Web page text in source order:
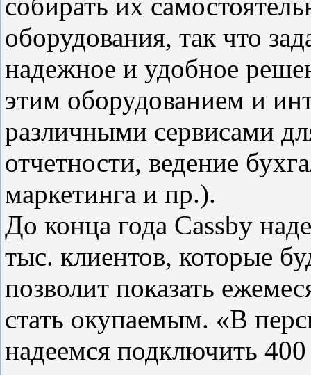
оборудования, так что
надежное и удобное
этим оборудованием и
различными сервисами
отчетности, ведение
маркетинга и пр.).
До конца года Cassby
тыс. клиентов, которые
позволит показать
стать окупаемым. «В
надеемся подключить